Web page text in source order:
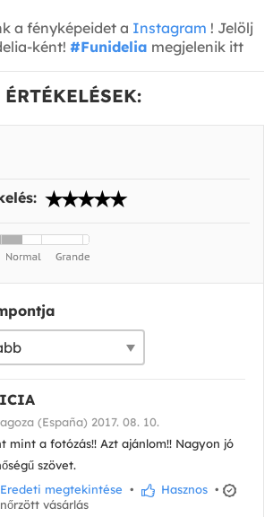
a fényképeidet a Instagram ! Jelölj
ként! #Funidelia megjelenik itt
(España) 2017. 08. 10.
mint a fotózás!! Azt ajánlom!! Nagyon jó
szövet.
Eredeti megtekintése • Hasznos •
vásárlás